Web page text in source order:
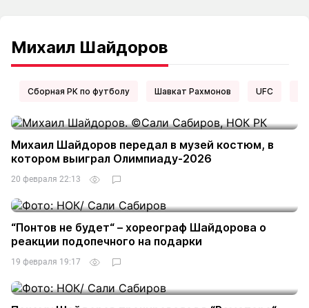
Михаил Шайдоров
Сборная РК по футболу Шавкат Рахмонов UFC
Михаил Шайдоров передал в музей костюм, в
котором выиграл Олимпиаду-2026
20 февраля 22:13
“Понтов не будет“ – хореограф Шайдорова о
реакции подопечного на подарки
19 февраля 19:17